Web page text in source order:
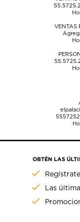
VENTAS
OBTÉN LAS
Las